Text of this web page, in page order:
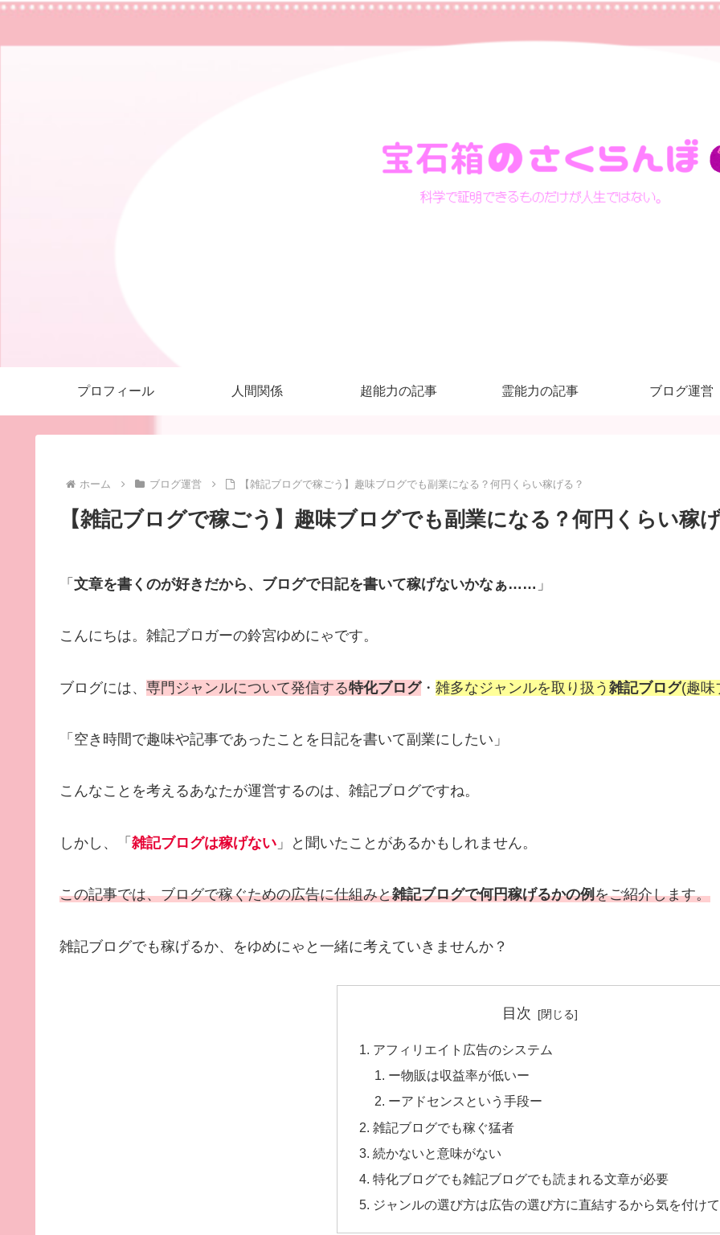
プロフィール 人間関係 超能力の記事 霊能力の記事 ブログ運営
ホーム ブログ運営 【雑記ブログで稼ごう】趣味ブログでも副業になる？何円くらい稼げる？
【雑記ブログで稼ごう】趣味ブログでも副業になる？何円くらい稼
「 文章を書くのが好きだから、ブログで日記を書いて稼げないかなぁ…… 」
こんにちは。雑記ブロガーの鈴宮ゆめにゃです。
ブログには、 専門ジャンルについて発信する特化ブログ・ 雑多なジャンルを取り扱う 雑記ブログ(趣味
「空き時間で趣味や記事であったことを日記を書いて副業にしたい」
こんなことを考えるあなたが運営するのは、雑記ブログですね。
しかし、「 雑記ブログは稼げない 」と聞いたことがあるかもしれません。
この記事では、ブログで稼ぐための広告に仕組みと雑記ブログで何円稼げるかの例をご紹介します。
雑記ブログでも稼げるか、をゆめにゃと一緒に考えていきませんか？
目次
アフィリエイト広告のシステム
ー物販は収益率が低いー
ーアドセンスという手段ー
雑記ブログでも稼ぐ猛者
続かないと意味がない
特化ブログでも雑記ブログでも読まれる文章が必要
ジャンルの選び方は広告の選び方に直結するから気を付けて